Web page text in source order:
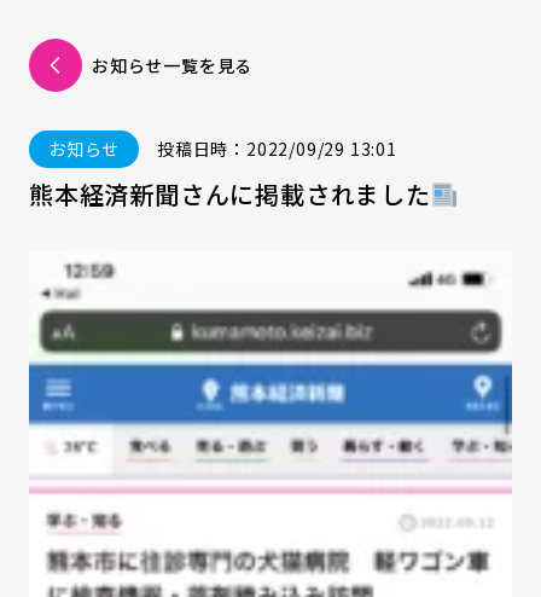
お知らせ一覧を見る
お知らせ 投稿日時：2022/09/29 13:01
熊本経済新聞さんに掲載されました